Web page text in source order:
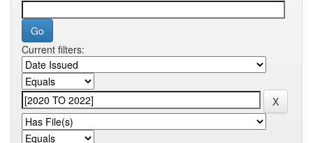
Current filters: